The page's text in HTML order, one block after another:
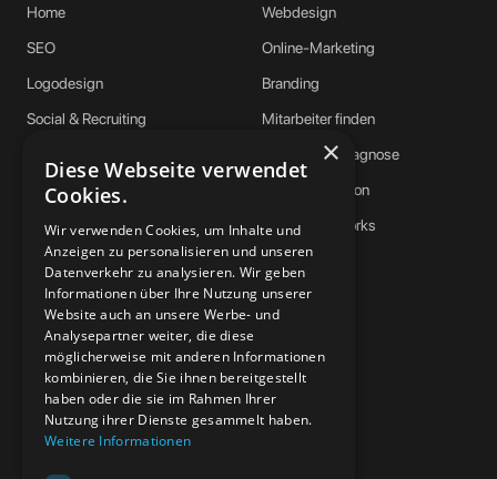
Home
Webdesign
SEO
Online-Marketing
Logodesign
Branding
Social & Recruiting
Mitarbeiter finden
Webseiten-Diagnose
Ratgeber
Klartext-Session
Karriere
Über Grundworks
Warum Grundworks
UNSERE MARKEN
GrundSec
GrundFuture
Grund Health
×
Diese Webseite verwendet
Cookies.
Wir verwenden Cookies, um Inhalte und
Anzeigen zu personalisieren und unseren
Datenverkehr zu analysieren. Wir geben
Informationen über Ihre Nutzung unserer
Website auch an unsere Werbe- und
Analysepartner weiter, die diese
möglicherweise mit anderen Informationen
kombinieren, die Sie ihnen bereitgestellt
haben oder die sie im Rahmen Ihrer
Nutzung ihrer Dienste gesammelt haben.
Weitere Informationen